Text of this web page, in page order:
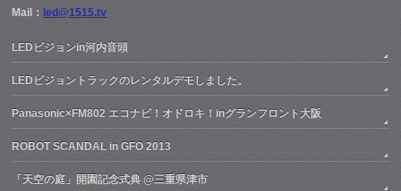
Mail： led@1515.tv
LEDビジョンin河内音頭
LEDビジョントラックのレンタルデモしました。
Panasonic×FM802 エコナビ！オドロキ！inグランフロント大阪
ROBOT SCANDAL in GFO 2013
「天空の庭」開園記念式典 @三重県津市